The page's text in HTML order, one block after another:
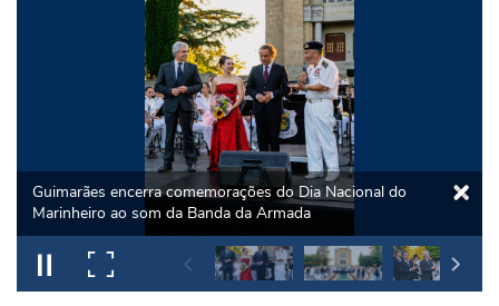
Guimarães encerra comemorações do Dia Nacional do
Marinheiro ao som da Banda da Armada